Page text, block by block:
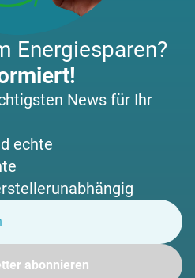
Energiesparen?
News für Ihr
echte
abonnieren